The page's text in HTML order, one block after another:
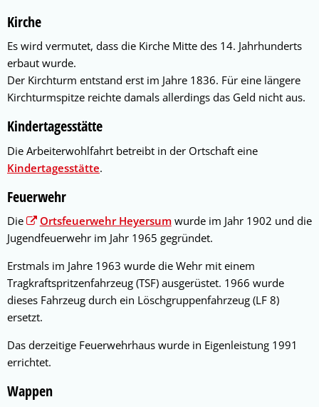
Kirche
Es wird vermutet, dass die Kirche Mitte des 14. Jahrhunderts
erbaut wurde.
Der Kirchturm entstand erst im Jahre 1836. Für eine längere
Kirchturmspitze reichte damals allerdings das Geld nicht aus.
Kindertagesstätte
Die Arbeiterwohlfahrt betreibt in der Ortschaft eine
Kindertagesstätte.
Feuerwehr
Die Ortsfeuerwehr Heyersumwurde im Jahr 1902 und die
Jugendfeuerwehr im Jahr 1965 gegründet.
Erstmals im Jahre 1963 wurde die Wehr mit einem
Tragkraftspritzenfahrzeug (TSF) ausgerüstet. 1966 wurde
dieses Fahrzeug durch ein Löschgruppenfahrzeug (LF 8)
ersetzt.
Das derzeitige Feuerwehrhaus wurde in Eigenleistung 1991
errichtet.
Wappen